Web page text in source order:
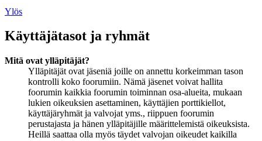
Ylös
Käyttäjätasot ja ryhmät
Mitä ovat ylläpitäjät?
Ylläpitäjät ovat jäseniä joille on annettu korkeimman tason
kontrolli koko foorumiin. Nämä jäsenet voivat hallita
foorumin kaikkia foorumin toiminnan osa-alueita, mukaan
lukien oikeuksien asettaminen, käyttäjien porttikiellot,
käyttäjäryhmät ja valvojat yms., riippuen foorumin
perustajasta ja hänen ylläpitäjille määrittelemistä oikeuksista.
Heillä saattaa olla myös täydet valvojan oikeudet kaikilla